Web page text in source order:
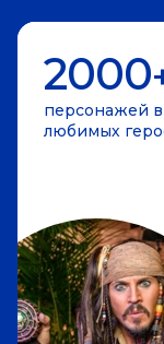
2000
персонажей в
любимых